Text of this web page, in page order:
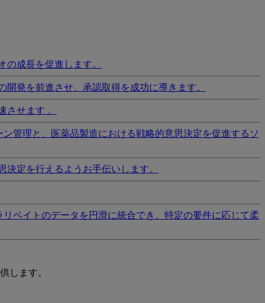
成長を促進します。
発を前進させ、承認取得を成功に導きます。
せます 。
管理と、医薬品製造における戦略的意思決定を促進するソ
定を行えるようお手伝いします。
ベイトのデータを円滑に統合でき、特定の要件に応じて柔
します。